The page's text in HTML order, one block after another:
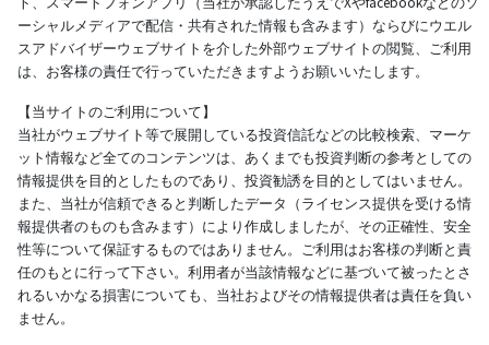
ーシャルメディアで配信・共有された情報も含みます）ならびにウエル
スアドバイザーウェブサイトを介した外部ウェブサイトの閲覧、ご利用
は、お客様の責任で行っていただきますようお願いいたします。
【当サイトのご利用について】
当社がウェブサイト等で展開している投資信託などの比較検索、マーケ
ット情報など全てのコンテンツは、あくまでも投資判断の参考としての
情報提供を目的としたものであり、投資勧誘を目的としてはいません。
また、当社が信頼できると判断したデータ（ライセンス提供を受ける情
報提供者のものも含みます）により作成しましたが、その正確性、安全
性等について保証するものではありません。ご利用はお客様の判断と責
任のもとに行って下さい。利用者が当該情報などに基づいて被ったとさ
れるいかなる損害についても、当社およびその情報提供者は責任を負い
ません。